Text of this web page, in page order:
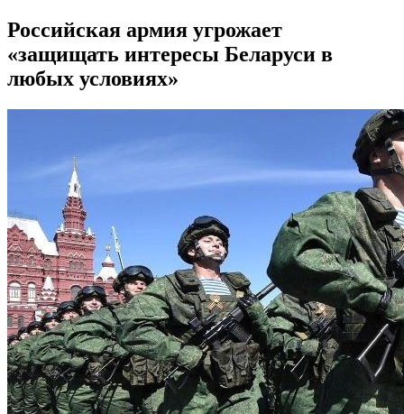
Российская армия угрожает
«защищать интересы Беларуси в
любых условиях»